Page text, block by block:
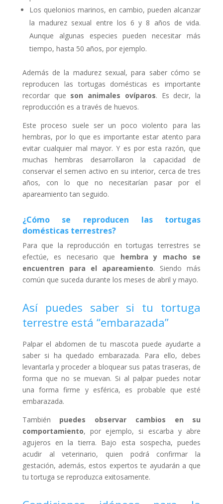
Los quelonios marinos, en cambio, pueden alcanzar
la madurez sexual entre los 6 y 8 años de vida.
Aunque algunas especies pueden necesitar más
tiempo, hasta 50 años, por ejemplo.
Además de la madurez sexual, para saber cómo se
reproducen las tortugas domésticas es importante
recordar que son animales ovíparos. Es decir, la
reproducción es a través de huevos.
Este proceso suele ser un poco violento para las
hembras, por lo que es importante estar atento para
evitar cualquier mal mayor. Y es por esta razón, que
muchas hembras desarrollaron la capacidad de
conservar el semen activo en su interior, cerca de tres
años, con lo que no necesitarían pasar por el
apareamiento tan seguido.
¿Cómo se reproducen las tortugas
domésticas terrestres?
Para que la reproducción en tortugas terrestres se
efectúe, es necesario que hembra y macho se
encuentren para el apareamiento. Siendo más
común que suceda durante los meses de abril y mayo.
Así puedes saber si tu tortuga
terrestre está “embarazada”
Palpar el abdomen de tu mascota puede ayudarte a
saber si ha quedado embarazada. Para ello, debes
levantarla y proceder a bloquear sus patas traseras, de
forma que no se muevan. Si al palpar puedes notar
una forma firme y esférica, es probable que esté
embarazada.
También puedes observar cambios en su
comportamiento, por ejemplo, si escarba y abre
agujeros en la tierra. Bajo esta sospecha, puedes
acudir al veterinario, quien podrá confirmar la
gestación, además, estos expertos te ayudarán a que
tu tortuga se reproduzca exitosamente.